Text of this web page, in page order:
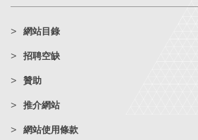
網站目錄
招聘空缺
贊助
推介網站
網站使用條款